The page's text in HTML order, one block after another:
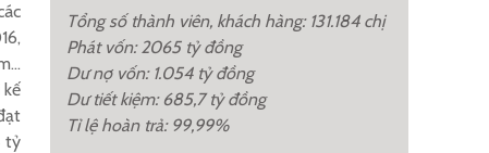
Tổng số thành viên, khách hàng: 131.184 chị
Phát vốn: 2065 tỷ đồng
Dư nợ vốn: 1.054 tỷ đồng
Dư tiết kiệm: 685,7 tỷ đồng
Tỉ lệ hoàn trả: 99,99%
kế
tỷ